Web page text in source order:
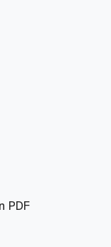
PDF